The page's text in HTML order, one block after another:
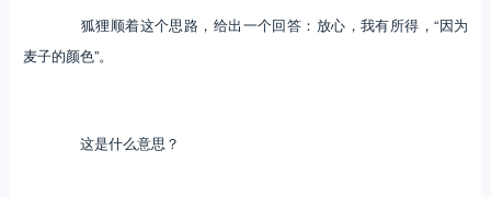
狐狸顺着这个思路，给出一个回答：放心，我有所得，“因为
麦子的颜色”。
这是什么意思？